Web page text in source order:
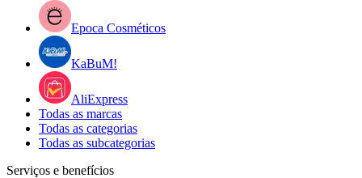
Epoca Cosméticos
KaBuM!
AliExpress
Todas as marcas
Todas as categorias
Todas as subcategorias
Serviços e benefícios